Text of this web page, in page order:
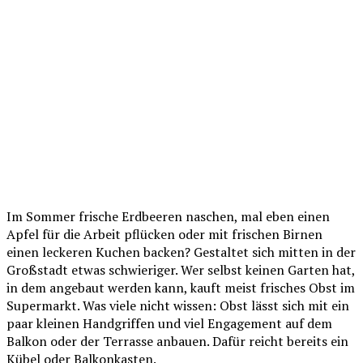
Im Sommer frische Erdbeeren naschen, mal eben einen
Apfel für die Arbeit pflücken oder mit frischen Birnen
einen leckeren Kuchen backen? Gestaltet sich mitten in der
Großstadt etwas schwieriger. Wer selbst keinen Garten hat,
in dem angebaut werden kann, kauft meist frisches Obst im
Supermarkt. Was viele nicht wissen: Obst lässt sich mit ein
paar kleinen Handgriffen und viel Engagement auf dem
Balkon oder der Terrasse anbauen. Dafür reicht bereits ein
Kübel oder Balkonkasten.